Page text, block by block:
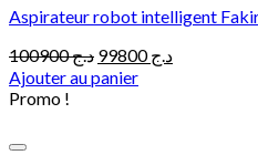
Aspirateur robot intelligent
د.ج100900
Le
prix
د.ج99800
Le
Ajouter au panier
Promo !